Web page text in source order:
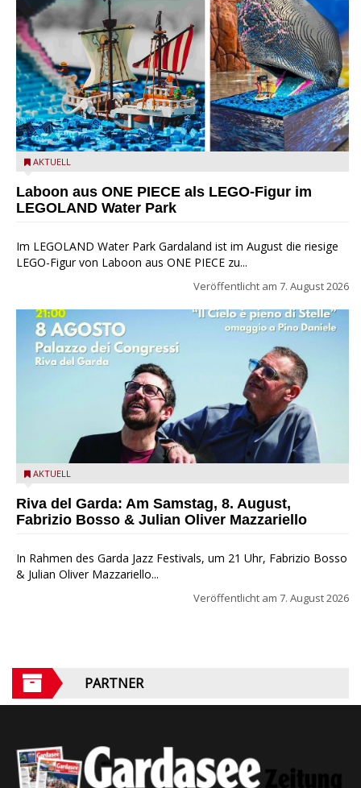
Laboon aus ONE PIECE als LEGO-Figur im LEGOLAND Water
AKTUELL
Laboon aus ONE PIECE als LEGO-Figur im
LEGOLAND Water Park
Im LEGOLAND Water Park Gardaland ist im August die riesige
LEGO-Figur von Laboon aus ONE PIECE zu...
Veröffentlicht am 7. August 2026
Fabrizio Bosso & Julian Oliver Mazzariello zu Gast beim Garda
AKTUELL
Riva del Garda: Am Samstag, 8. August,
Fabrizio Bosso & Julian Oliver Mazzariello
In Rahmen des Garda Jazz Festivals, um 21 Uhr, Fabrizio Bosso
& Julian Oliver Mazzariello...
Veröffentlicht am 7. August 2026
PARTNER